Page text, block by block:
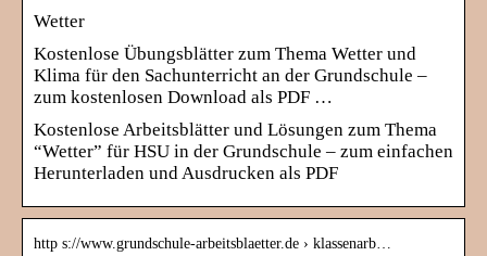
Wetter
Kostenlose Übungsblätter zum Thema Wetter und
Klima für den Sachunterricht an der Grundschule –
zum kostenlosen Download als PDF …
Kostenlose Arbeitsblätter und Lösungen zum Thema
“Wetter” für HSU in der Grundschule – zum einfachen
Herunterladen und Ausdrucken als PDF
http s://www.grundschule-arbeitsblaetter.de › klassenarb…